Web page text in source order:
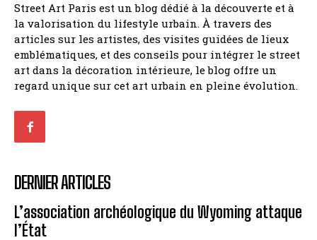
Street Art Paris est un blog dédié à la découverte et à
la valorisation du lifestyle urbain. À travers des
articles sur les artistes, des visites guidées de lieux
emblématiques, et des conseils pour intégrer le street
art dans la décoration intérieure, le blog offre un
regard unique sur cet art urbain en pleine évolution.
DERNIER ARTICLES
L’association archéologique du Wyoming attaque
l’État